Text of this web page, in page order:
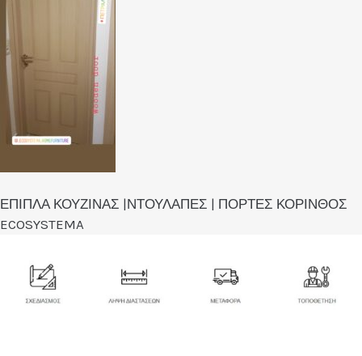
ΕΠΙΠΛΑ ΚΟΥΖΙΝΑΣ |ΝΤΟΥΛΑΠΕΣ | ΠΟΡΤΕΣ ΚΟΡΙΝΘΟΣ
ECOSYSTEMA